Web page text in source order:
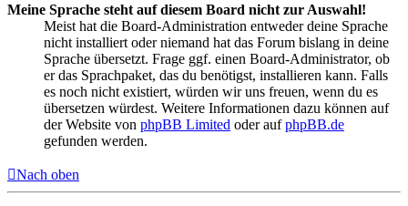
Meine Sprache steht auf diesem Board nicht zur Auswahl!
Meist hat die Board-Administration entweder deine Sprache
nicht installiert oder niemand hat das Forum bislang in deine
Sprache übersetzt. Frage ggf. einen Board-Administrator, ob
er das Sprachpaket, das du benötigst, installieren kann. Falls
es noch nicht existiert, würden wir uns freuen, wenn du es
übersetzen würdest. Weitere Informationen dazu können auf
der Website von phpBB Limited oder aufphpBB.de
gefunden werden.
Nach oben